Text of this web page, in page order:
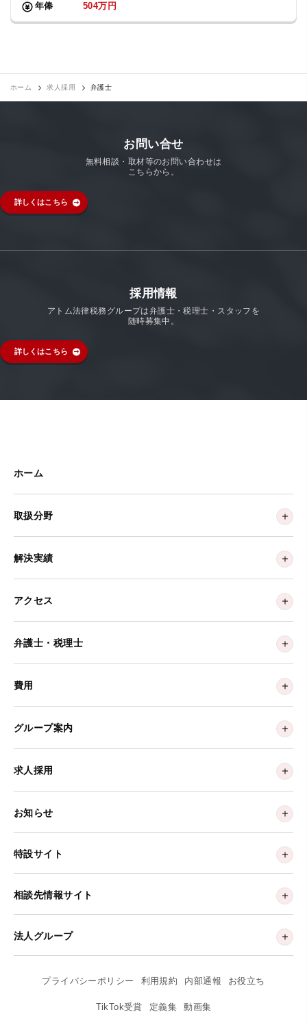
年俸
504万円
ホーム 求人採用 弁護士
お問い合せ
無料相談・取材等のお問い合わせは
こちらから。
詳しくはこちら
採用情報
アトム法律税務グループは弁護士・税理士・スタッフを
随時募集中。
詳しくはこちら
ホーム
取扱分野
解決実績
アクセス
弁護士・税理士
費用
グループ案内
求人採用
お知らせ
特設サイト
相談先情報サイト
法人グループ
プライバシーポリシー 利用規約 内部通報 お役立ち
TikTok受賞 定義集 動画集